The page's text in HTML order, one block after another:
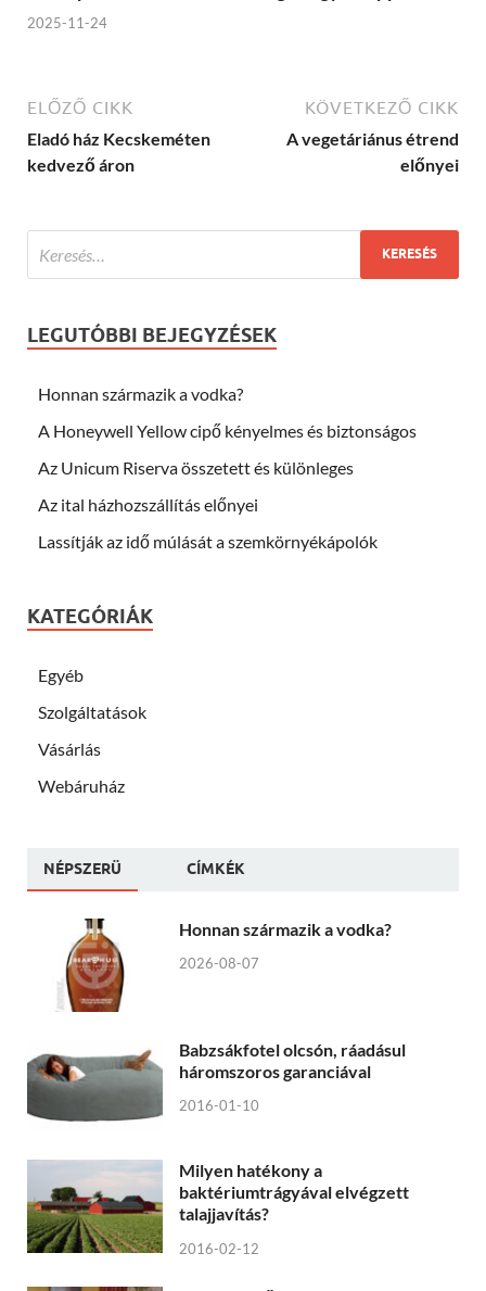
2025-11-24
ELŐZŐ CIKK
Eladó ház Kecskeméten
kedvező áron
KÖVETKEZŐ CIKK
A vegetáriánus étrend
előnyei
LEGUTÓBBI BEJEGYZÉSEK
Honnan származik a vodka?
A Honeywell Yellow cipő kényelmes és biztonságos
Az Unicum Riserva összetett és különleges
Az ital házhozszállítás előnyei
Lassítják az idő múlását a szemkörnyékápolók
KATEGÓRIÁK
Egyéb
Szolgáltatások
Vásárlás
Webáruház
NÉPSZERÜ CÍMKÉK
Honnan származik a vodka?
2026-08-07
Babzsákfotel olcsón, ráadásul
háromszoros garanciával
2016-01-10
Milyen hatékony a
baktériumtrágyával elvégzett
talajjavítás?
2016-02-12